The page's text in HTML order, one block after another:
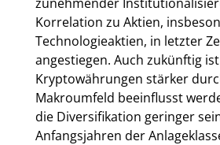
Korrelation zu Aktien,
Technologieaktien, in letzter
angestiegen. Auch zukünftig
Kryptowährungen stärker
Makroumfeld beeinflusst
die Diversifikation geringer
Anfangsjahren der